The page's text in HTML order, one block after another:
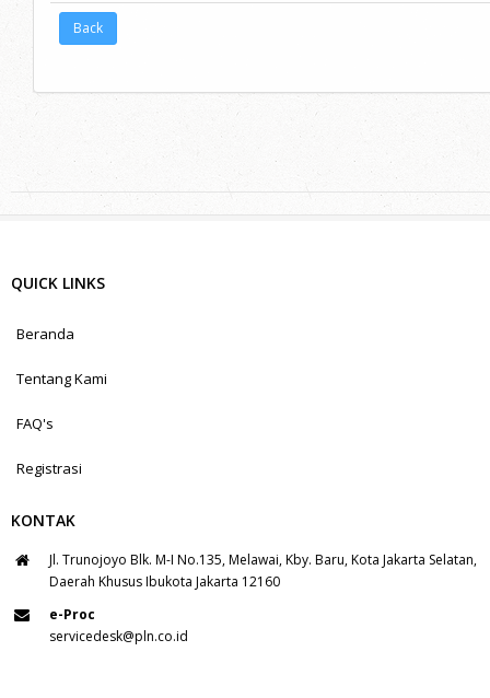
Back
QUICK LINKS
Beranda
Tentang Kami
FAQ's
Registrasi
KONTAK
Jl. Trunojoyo Blk. M-I No.135, Melawai, Kby. Baru, Kota Jakarta Selatan,
Daerah Khusus Ibukota Jakarta 12160
e-Proc
servicedesk@pln.co.id